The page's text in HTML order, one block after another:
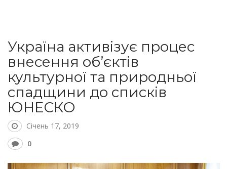
Україна активізує процес
внесення об’єктів
культурної та природньої
спадщини до списків
ЮНЕСКО
Січень 17, 2019
0